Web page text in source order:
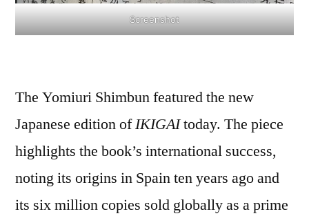
Screenshot
The Yomiuri Shimbun featured the new
Japanese edition ofIKIGAItoday. The piece
highlights the book’s international success,
noting its origins in Spain ten years ago and
its six million copies sold globally as a prime